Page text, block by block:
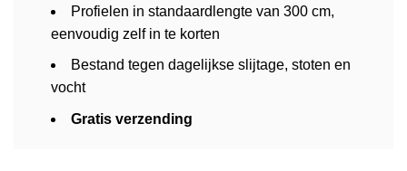
Profielen in standaardlengte van 300 cm,
eenvoudig zelf in te korten
Bestand tegen dagelijkse slijtage, stoten en
vocht
Gratis verzending